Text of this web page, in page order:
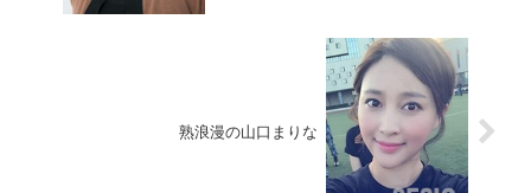
熟浪漫の山口まりな